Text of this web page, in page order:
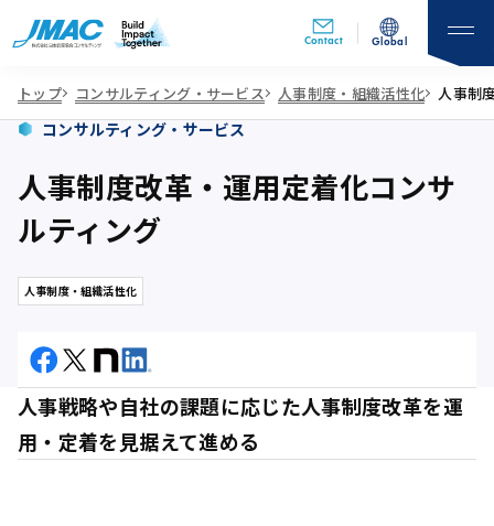
Contact Global
トップ コンサルティング・サービス 人事制度・組織活性化 人事制
人事制度改革・運用定着化コンサ
ルティング
コンサルティング・サービス
人事制度・組織活性化
人事戦略や自社の課題に応じた人事制度改革を運
用・定着を見据えて進める